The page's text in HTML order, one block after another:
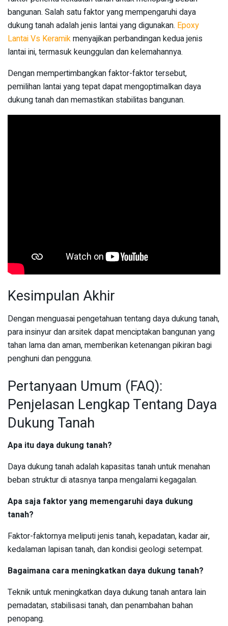
bangunan. Salah satu faktor yang mempengaruhi daya
dukung tanah adalah jenis lantai yang digunakan. Epoxy
Lantai Vs Keramikmenyajikan perbandingan kedua jenis
lantai ini, termasuk keunggulan dan kelemahannya.
Dengan mempertimbangkan faktor-faktor tersebut,
pemilihan lantai yang tepat dapat mengoptimalkan daya
dukung tanah dan memastikan stabilitas bangunan.
Kesimpulan Akhir
Dengan menguasai pengetahuan tentang daya dukung tanah,
para insinyur dan arsitek dapat menciptakan bangunan yang
tahan lama dan aman, memberikan ketenangan pikiran bagi
penghuni dan pengguna.
Pertanyaan Umum (FAQ):
Penjelasan Lengkap Tentang Daya
Dukung Tanah
Apa itu daya dukung tanah?
Daya dukung tanah adalah kapasitas tanah untuk menahan
beban struktur di atasnya tanpa mengalami kegagalan.
Apa saja faktor yang memengaruhi daya dukung
tanah?
Faktor-faktornya meliputi jenis tanah, kepadatan, kadar air,
kedalaman lapisan tanah, dan kondisi geologi setempat.
Bagaimana cara meningkatkan daya dukung tanah?
Teknik untuk meningkatkan daya dukung tanah antara lain
pemadatan, stabilisasi tanah, dan penambahan bahan
penopang.